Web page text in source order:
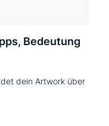
Bedeutung
dein Artwork über